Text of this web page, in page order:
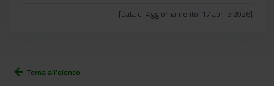
[Data di Aggiornamento: 17 aprile 2026]
arrow_back Torna all'elenco